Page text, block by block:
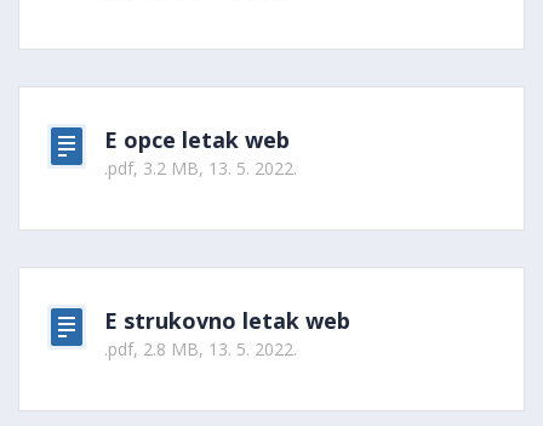
E opce letak web
.pdf, 3.2 MB, 13. 5. 2022.
E strukovno letak web
.pdf, 2.8 MB, 13. 5. 2022.